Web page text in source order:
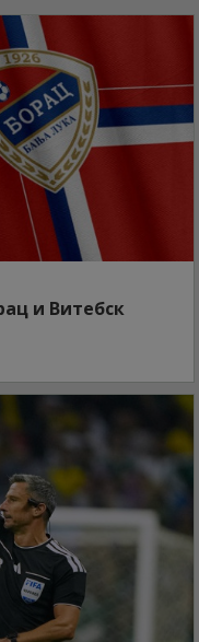
и Витебск